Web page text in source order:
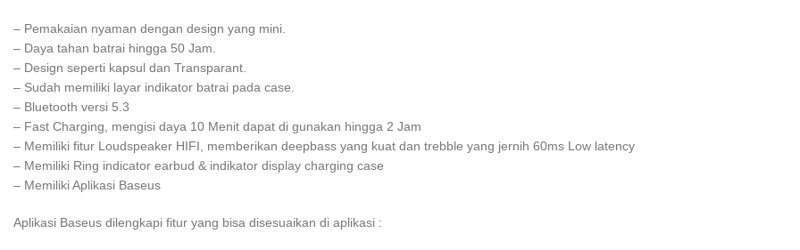
– Pemakaian nyaman dengan design yang mini.
– Daya tahan batrai hingga 50 Jam.
– Design seperti kapsul dan Transparant.
– Sudah memiliki layar indikator batrai pada case.
– Bluetooth versi 5.3
– Fast Charging, mengisi daya 10 Menit dapat di gunakan hingga 2 Jam
– Memiliki fitur Loudspeaker HIFI, memberikan deepbass yang kuat dan trebble yang jernih 60ms Low latency
– Memiliki Ring indicator earbud & indikator display charging case
– Memiliki Aplikasi Baseus
Aplikasi Baseus dilengkapi fitur yang bisa disesuaikan di aplikasi :